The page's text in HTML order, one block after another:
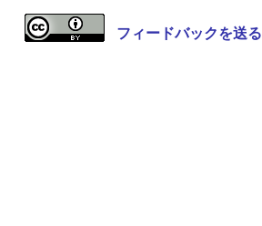
フィードバックを送る